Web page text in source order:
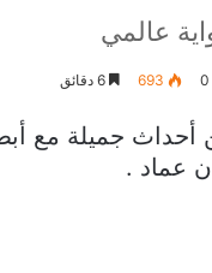
عالمي
0
693
جميلة مع
عماد .